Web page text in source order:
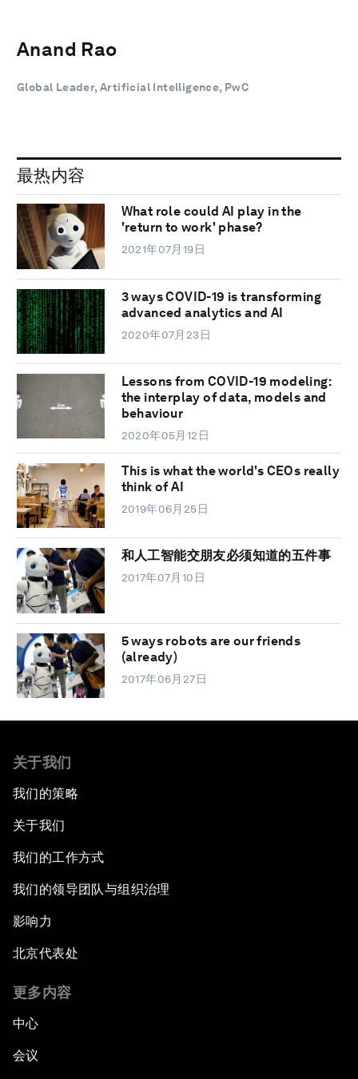
Anand Rao
Global Leader, Artificial Intelligence, PwC
最热内容
What role could AI play in the
'return to work' phase?
2021年07月19日
3 ways COVID-19 is transforming
advanced analytics and AI
2020年07月23日
Lessons from COVID-19 modeling:
the interplay of data, models and
behaviour
2020年05月12日
This is what the world's CEOs really
think of AI
2019年06月25日
和人工智能交朋友必须知道的五件事
2017年07月10日
5 ways robots are our friends
(already)
2017年06月27日
关于我们
我们的策略
关于我们
我们的工作方式
我们的领导团队与组织治理
影响力
北京代表处
更多内容
中心
会议